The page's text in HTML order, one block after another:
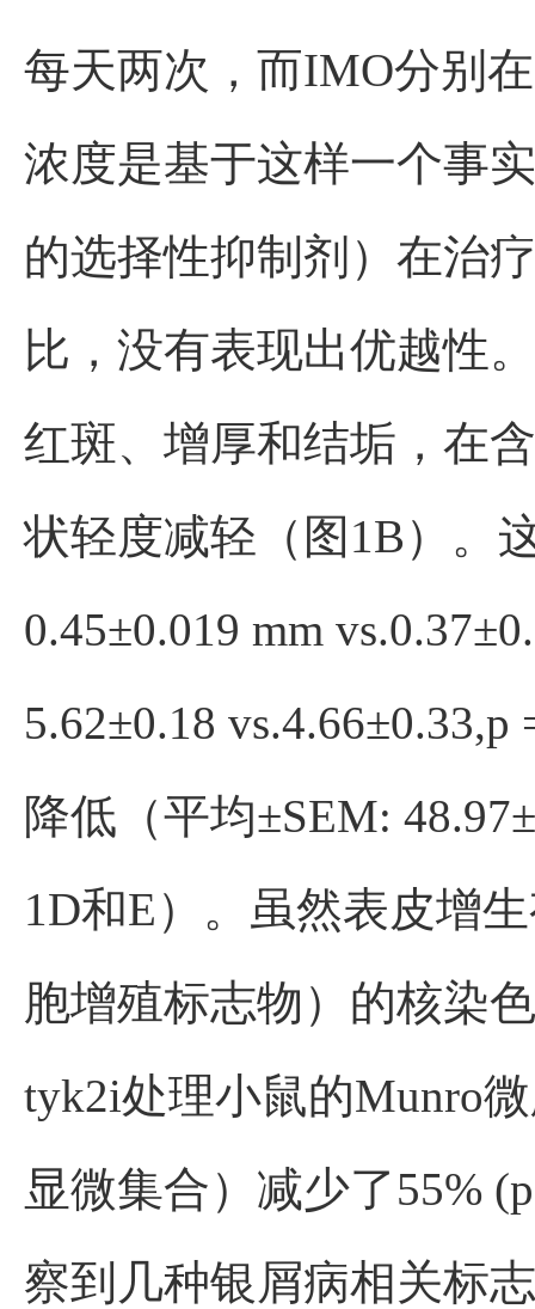
每天两次，而IMO分别
浓度是基于这样一个事
的选择性抑制剂）在治
比，没有表现出优越性
红斑、增厚和结垢，在
状轻度减轻（图1B）。
0.45±0.019 mm
5.62±0.18
降低（平均±SEM:
1D和E）。虽然表皮增
胞增殖标志物）的核染
tyk2i处理小鼠的Munro
显微集合）减少了55%
察到几种银屑病相关标